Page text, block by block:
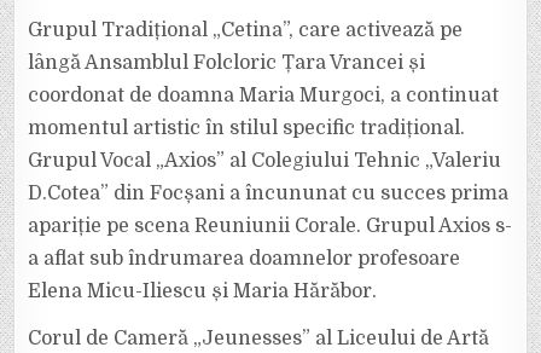
Grupul Tradițional „Cetina”, care activează pe
lângă Ansamblul Folcloric Țara Vrancei și
coordonat de doamna Maria Murgoci, a continuat
momentul artistic în stilul specific tradițional.
Grupul Vocal „Axios” al Colegiului Tehnic „Valeriu
D.Cotea” din Focșani a încununat cu succes prima
apariție pe scena Reuniunii Corale. Grupul Axios s-
a aflat sub îndrumarea doamnelor profesoare
Elena Micu-Iliescu și Maria Hărăbor.
Corul de Cameră „Jeunesses” al Liceului de Artă